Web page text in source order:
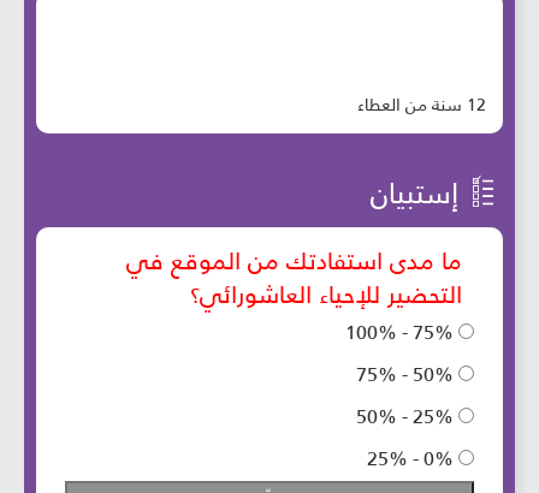
12 سنة من العطاء
إستبيان